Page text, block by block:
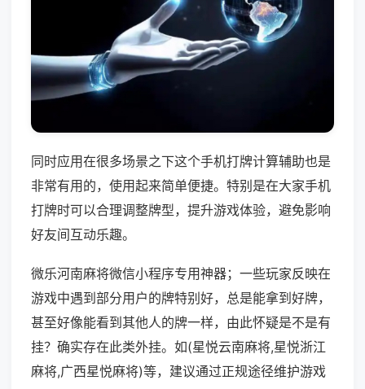
同时应用在很多场景之下这个手机打牌计算辅助也是
非常有用的，使用起来简单便捷。特别是在大家手机
打牌时可以合理调整牌型，提升游戏体验，避免影响
好友间互动乐趣。
微乐河南麻将微信小程序专用神器；一些玩家反映在
游戏中遇到部分用户的牌特别好，总是能拿到好牌，
甚至好像能看到其他人的牌一样，由此怀疑是不是有
挂？确实存在此类外挂。如(星悦云南麻将,星悦浙江
麻将,广西星悦麻将)等，建议通过正规途径维护游戏